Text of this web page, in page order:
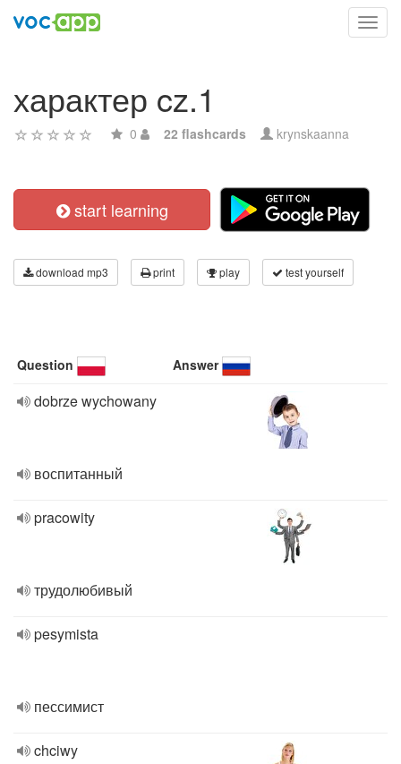
характер cz.1
0 22 flashcards krynskaanna
start learning
download mp3 print play test yourself
Question Answer
dobrze wychowany
воспитанный
pracowity
трудолюбивый
pesymista
пессимист
chciwy